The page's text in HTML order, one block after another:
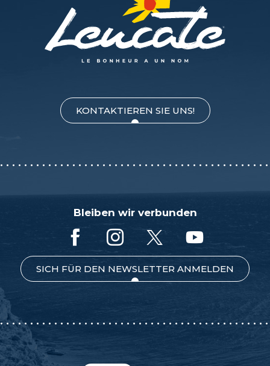
KONTAKTIEREN SIE UNS!
Bleiben wir verbunden
SICH FÜR DEN NEWSLETTER ANMELDEN